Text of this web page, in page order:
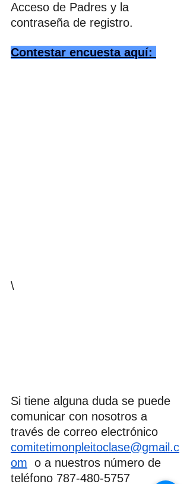
Acceso de Padres y la
contraseña de registro.
Contestar encuesta aquí:
\
Si tiene alguna duda se puede
comunicar con nosotros a
través de correo electrónico
comitetimonpleitoclase@gmail.c
om o a nuestros número de
teléfono 787-480-5757